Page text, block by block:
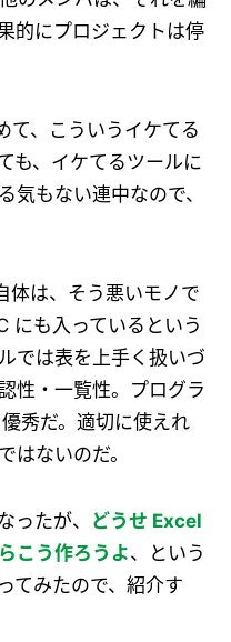
的にプロジェクトは停
て、こういうイケてる
も、イケてるツールに
気もない連中なので、
体は、そう悪いモノで
にも入っているという
では表を上手く扱いづ
性・一覧性。プログラ
秀だ。適切に使えれ
はないのだ。
ったが、 どうせ Excel
こう作ろうよ、という
てみたので、紹介す